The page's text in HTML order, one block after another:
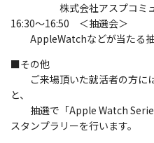
株式会社アスプコミュ
16:30～16:50 ＜抽選会＞
AppleWatchなどが当たる抽
■その他
ご来場頂いた就活者の方に
と、
抽選で「Apple Watch
スタンプラリーを行います。